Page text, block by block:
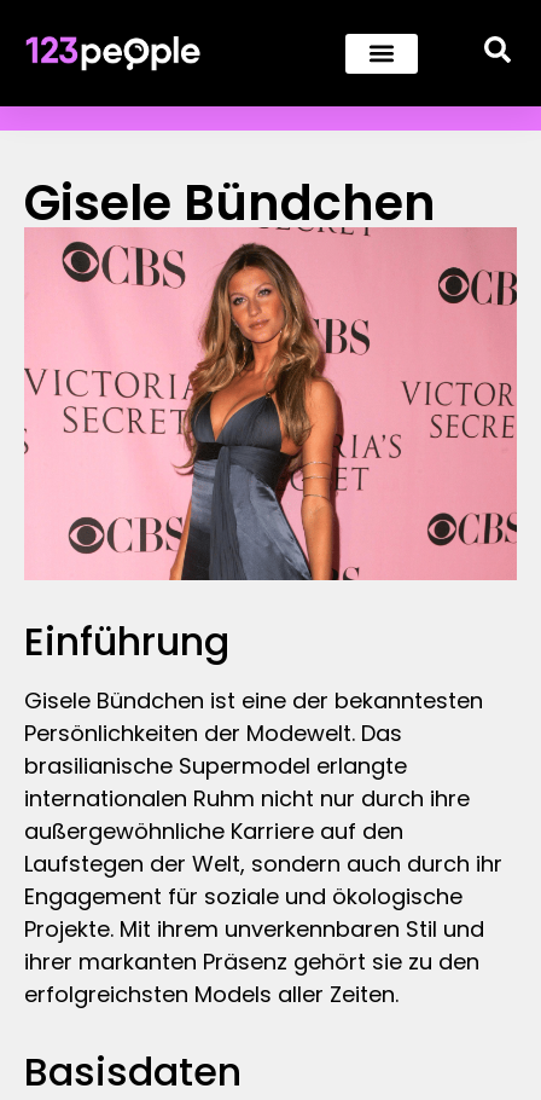
Gisele Bündchen
Einführung
Gisele Bündchen ist eine der bekanntesten
Persönlichkeiten der Modewelt. Das
brasilianische Supermodel erlangte
internationalen Ruhm nicht nur durch ihre
außergewöhnliche Karriere auf den
Laufstegen der Welt, sondern auch durch ihr
Engagement für soziale und ökologische
Projekte. Mit ihrem unverkennbaren Stil und
ihrer markanten Präsenz gehört sie zu den
erfolgreichsten Models aller Zeiten.
Basisdaten